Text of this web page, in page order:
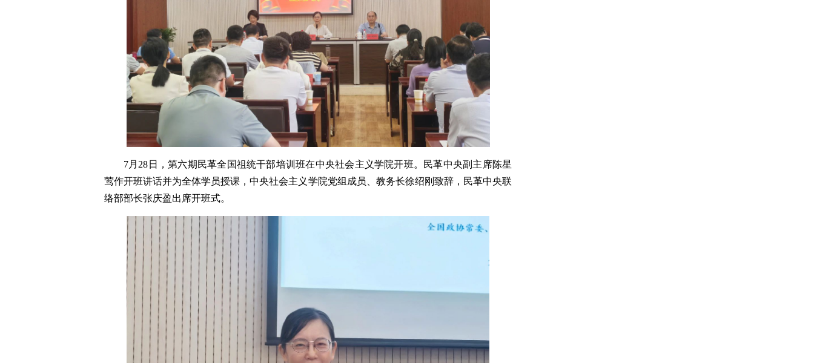
7月28日，第六期民革全国祖统干部培训班在中央社会主义学院开班。民革中央副主席陈星
莺作开班讲话并为全体学员授课，中央社会主义学院党组成员、教务长徐绍刚致辞，民革中央联
络部部长张庆盈出席开班式。